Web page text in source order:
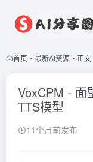
首页 • 最新AI资源 • 正文
VoxCPM - 面
TTS模型
11个月前发布